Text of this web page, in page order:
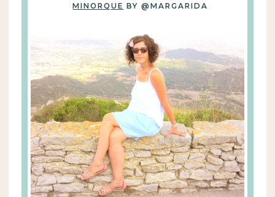
MINORQUE BY @MARGARIDA